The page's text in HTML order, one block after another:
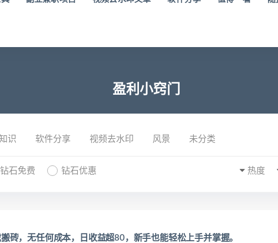
盈利小窍门
识 软件分享 视频去水印 风景 未分类
钻石免费 钻石优惠 热度
砖，无任何成本，日收益超80，新手也能轻松上手并掌握。